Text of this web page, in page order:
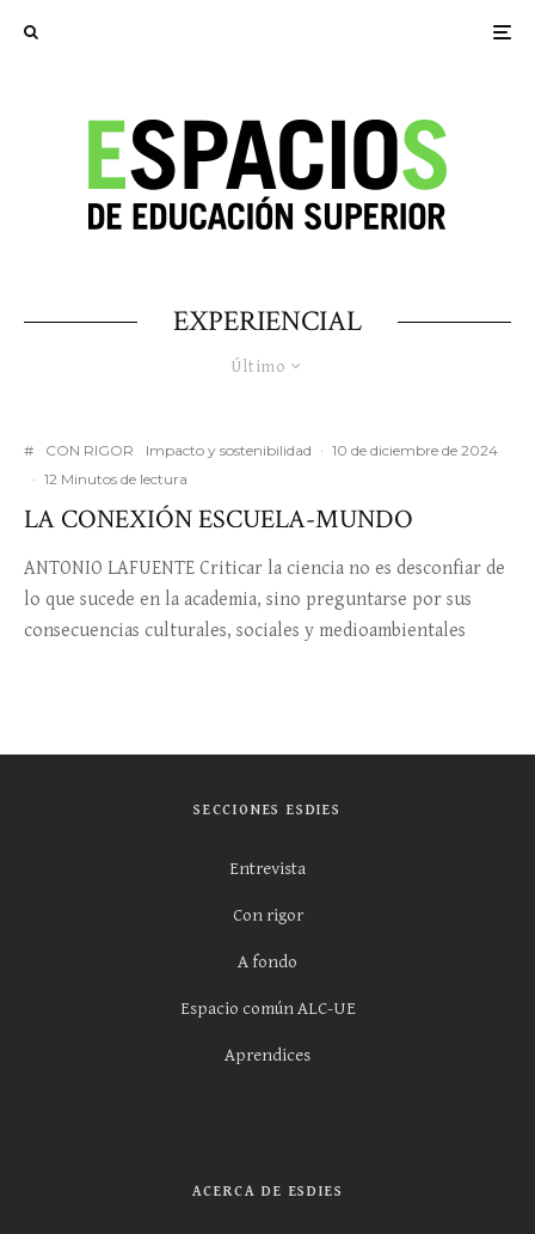
EXPERIENCIAL
Último
# CON RIGOR Impacto y sostenibilidad · 10 de diciembre de 2024
· 12 Minutos de lectura
LA CONEXIÓN ESCUELA-MUNDO
ANTONIO LAFUENTE Criticar la ciencia no es desconfiar de
lo que sucede en la academia, sino preguntarse por sus
consecuencias culturales, sociales y medioambientales
SECCIONES ESDIES
Entrevista
Con rigor
A fondo
Espacio común ALC-UE
Aprendices
ACERCA DE ESDIES